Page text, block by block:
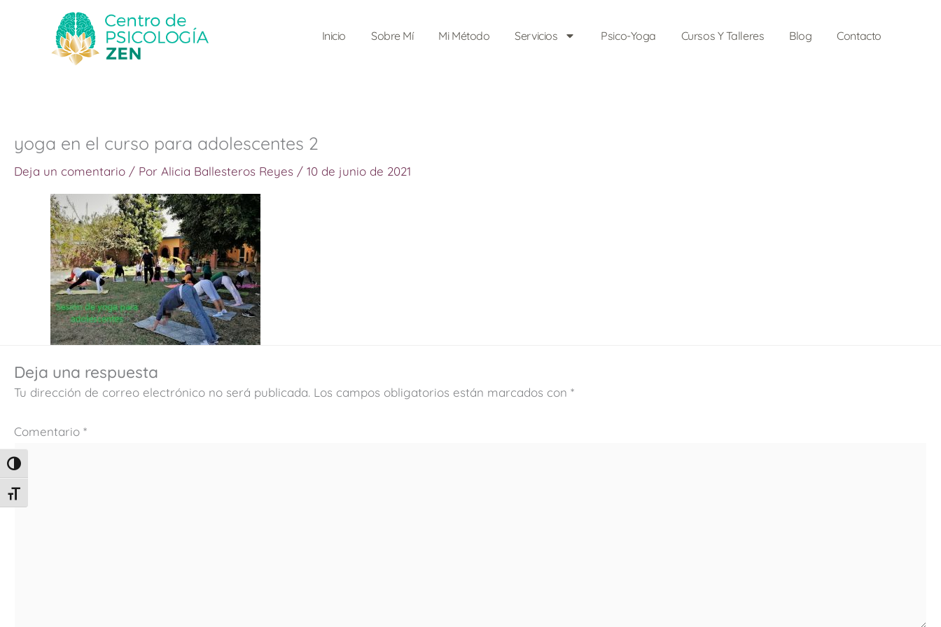
ALTERNAR ALTO CONTRASTE
ALTERNAR TAMAÑO DE LETRA
contenido
Inicio Sobre Mí Mi Método Servicios Psico-Yoga Cursos Y Talleres Blog Contacto
yoga en el curso para adolescentes 2
Deja un comentario / Por Alicia Ballesteros Reyes / 10 de junio de 2021
Deja una respuesta
Tu dirección de correo electrónico no será publicada. Los campos obligatorios están marcados con *
Comentario *